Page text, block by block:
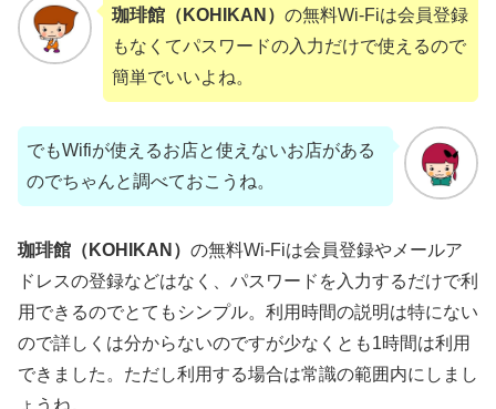
珈琲館（KOHIKAN） の無料Wi-Fiは会員登録
もなくてパスワードの入力だけで使えるので
簡単でいいよね。
でもWifiが使えるお店と使えないお店がある
のでちゃんと調べておこうね。
珈琲館（KOHIKAN） の無料Wi-Fiは会員登録やメールア
ドレスの登録などはなく、パスワードを入力するだけで利
用できるのでとてもシンプル。利用時間の説明は特にない
ので詳しくは分からないのですが少なくとも1時間は利用
できました。ただし利用する場合は常識の範囲内にしまし
ょうね。